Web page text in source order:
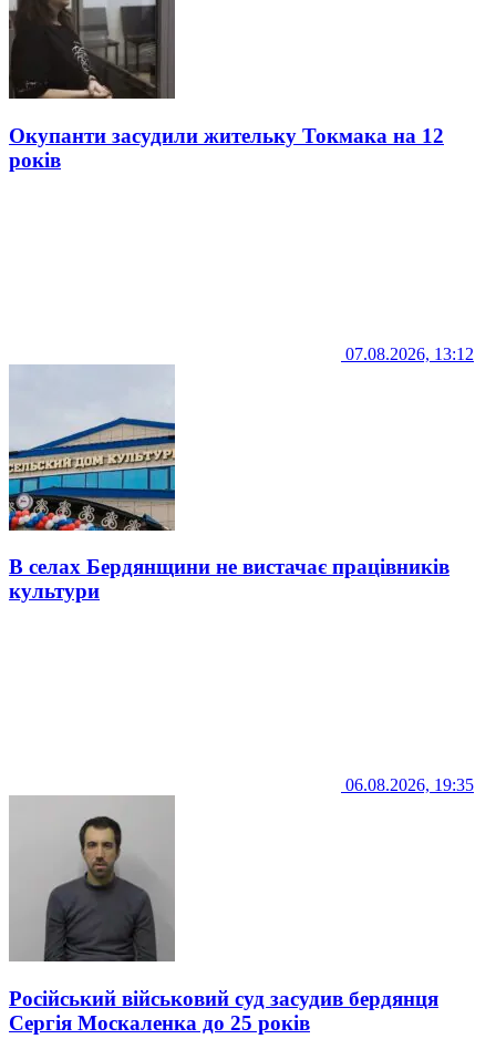
Окупанти засудили жительку Токмака на 12
років
07.08.2026, 13:12
В селах Бердянщини не вистачає працівників
культури
06.08.2026, 19:35
Російський військовий суд засудив бердянця
Сергія Москаленка до 25 років